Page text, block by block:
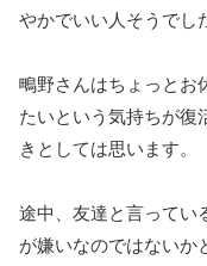
やかでいい人そうでし
鴫野さんはちょっとお
たいという気持ちが復
きとしては思います。
途中、友達と言ってい
が嫌いなのではないか